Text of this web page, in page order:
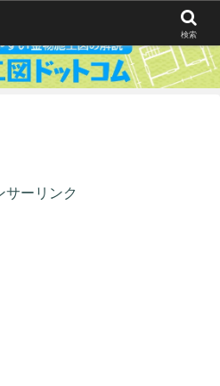
サーリンク
検索